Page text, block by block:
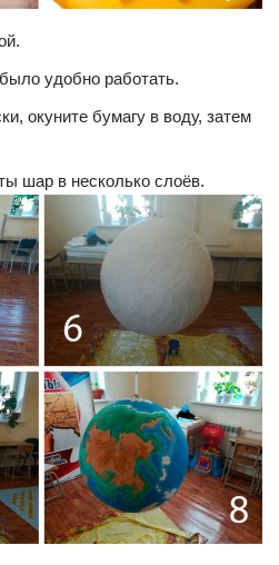
удобно работать.
окуните бумагу в воду, затем
шар в несколько слоёв.